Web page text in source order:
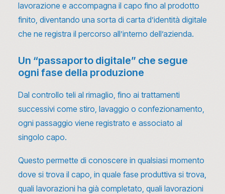
lavorazione e accompagna il capo fino al prodotto
finito, diventando una sorta di carta d’identità digitale
che ne registra il percorso all’interno dell’azienda.
Un “passaporto digitale” che segue
ogni fase della produzione
Dal controllo teli al rimaglio, fino ai trattamenti
successivi come stiro, lavaggio o confezionamento,
ogni passaggio viene registrato e associato al
singolo capo.
Questo permette di conoscere in qualsiasi momento
dove si trova il capo, in quale fase produttiva si trova,
quali lavorazioni ha già completato, quali lavorazioni